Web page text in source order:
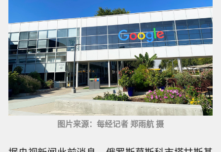
图片来源：每经记者 郑雨航 摄